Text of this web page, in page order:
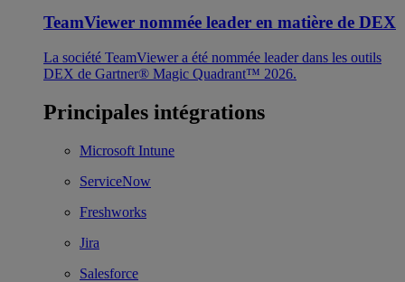
TeamViewer nommée leader en matière de DEX
La société TeamViewer a été nommée leader dans les outils
DEX de Gartner® Magic Quadrant™ 2026.
Principales intégrations
Microsoft Intune
ServiceNow
Freshworks
Jira
Salesforce